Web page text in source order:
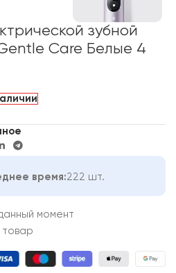
зубной
Care Белые 4
время:222 шт.
момент